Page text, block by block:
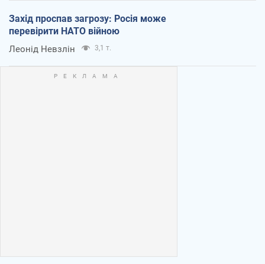
Захід проспав загрозу: Росія може
перевірити НАТО війною
Леонід Невзлін 3,1 т.